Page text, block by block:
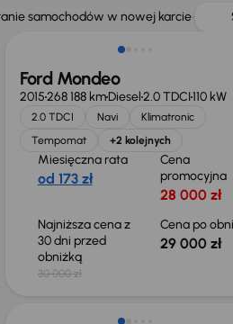
samochodów w nowej karcie
Taniej o 1 000 zł
Ford Mondeo
2015268 188 kmDiesel2.0 TDCI110 kW
2.0 TDCI Navi
Klimatronic
Tempomat
+2 kolejnych
Miesięczna rata
od 173 zł
Cena
promocyjna
28 000 zł
Najniższa cena z
30 dni przed
obniżką
30 000 zł
Cena po
29 000 zł
Taniej o 1 000 zł